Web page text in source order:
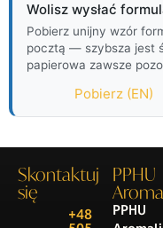
Wolisz wysłać
Pobierz unijny wzór
pocztą — szybsza jest
papierowa zawsze
Pobierz (EN)
Skontaktuj
się
+48
PPHU
PPHU